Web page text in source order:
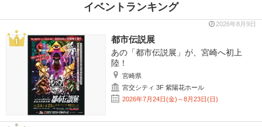
イベントランキング
2026年8月9日
都市伝説展
あの「都市伝説展」が、宮崎へ初上
陸！
宮崎県
宮交シティ 3F 紫陽花ホール
2026年7月24日(金)～8月23日(日)